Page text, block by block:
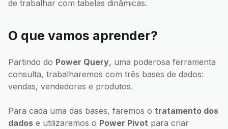
de trabalhar com tabelas dinâmicas.
O que vamos aprender?
Partindo do Power Query, uma poderosa ferramenta
consulta, trabalharemos com três bases de dados:
vendas, vendedores e produtos.
Para cada uma das bases, faremos o tratamento dos
dados e utilizaremos o Power Pivot para criar